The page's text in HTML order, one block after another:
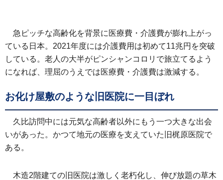
急ピッチな高齢化を背景に医療費・介護費が膨れ上がっ
ている日本。2021年度には介護費用は初めて11兆円を突破
している。老人の大半がピンシャンコロリで旅立てるよう
になれば、理屈のうえでは医療費・介護費は激減する。
お化け屋敷のような旧医院に一目ぼれ
久比訪問中には元気な高齢者以外にもう一つ大きな出会
いがあった。かつて地元の医療を支えていた旧梶原医院で
ある。
木造2階建ての旧医院は激しく老朽化し、伸び放題の草木